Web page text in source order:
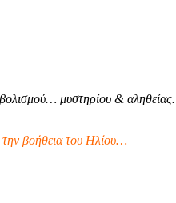
μυστηρίου &
βοήθεια του Ηλίου…